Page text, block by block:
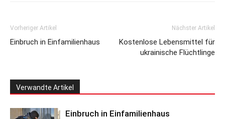
Vorheriger Artikel
Einbruch in Einfamilienhaus
Nächster Artikel
Kostenlose Lebensmittel für
ukrainische Flüchtlinge
Verwandte Artikel
Einbruch in Einfamilienhaus